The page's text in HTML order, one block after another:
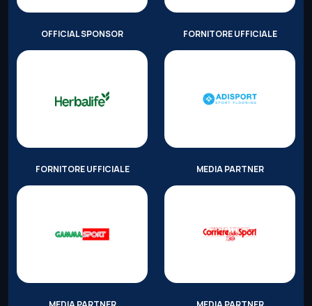
OFFICIAL SPONSOR FORNITORE UFFICIALE
FORNITORE UFFICIALE MEDIA PARTNER